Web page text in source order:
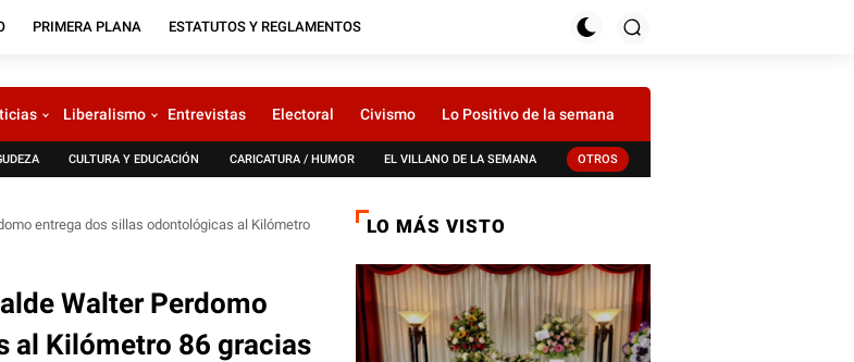
PRIMERA PLANA ESTATUTOS Y REGLAMENTOS
Liberalismo Entrevistas Electoral Civismo Lo Positivo de la semana
CULTURA Y EDUCACIÓN CARICATURA / HUMOR EL VILLANO DE LA SEMANA OTROS
entrega dos sillas odontológicas al Kilómetro
Walter Perdomo
al Kilómetro 86 gracias
LO MÁS VISTO